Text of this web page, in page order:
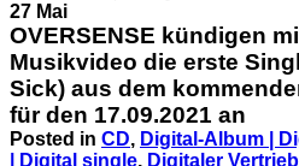
27 Mai
OVERSENSE kündigen
Musikvideo die erste
Sick) aus dem
für den 17.09.2021 an
Posted in CD, Digital-Album |
| Digital single, Digitaler